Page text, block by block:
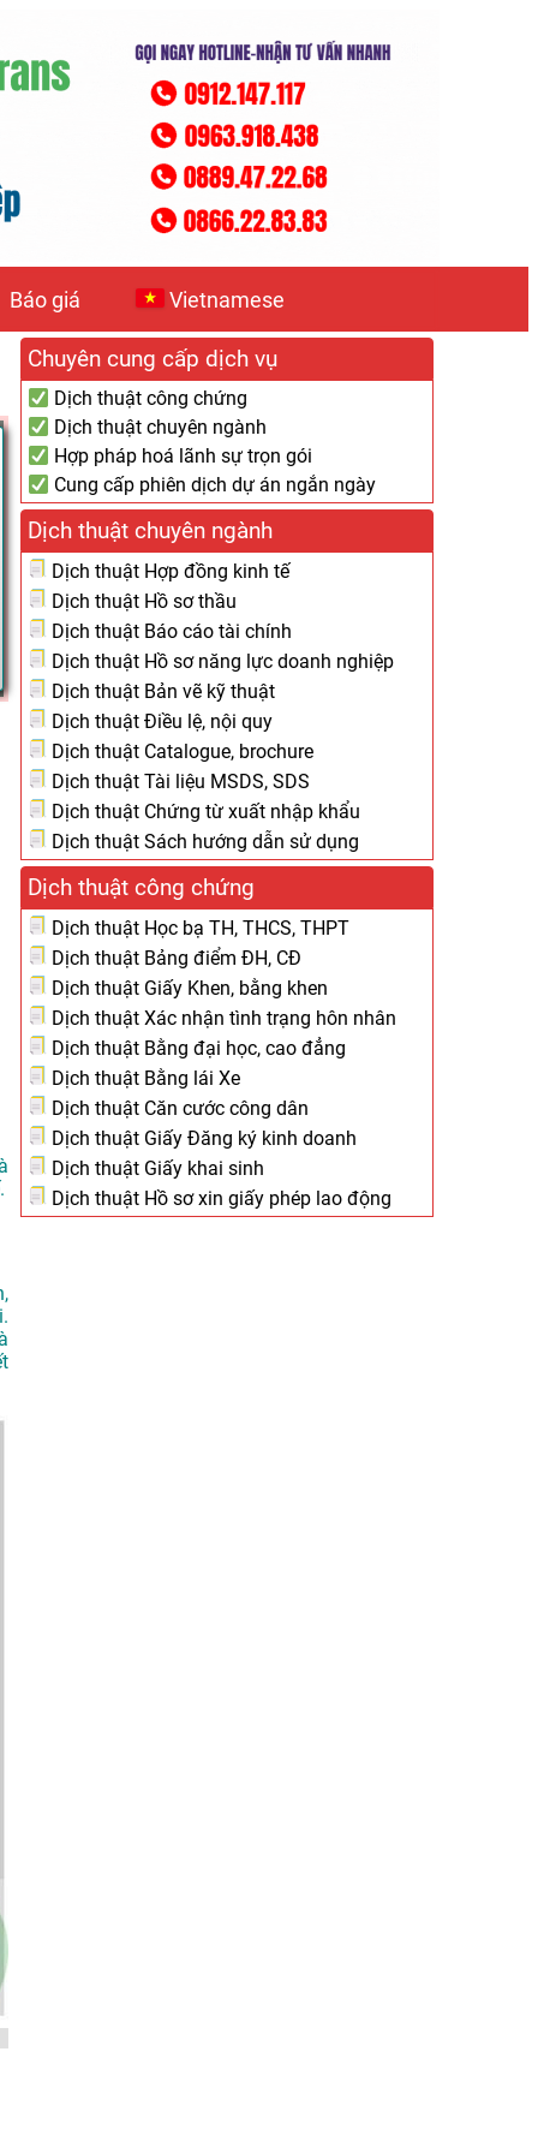
Báo giá Vietnamese
Chuyên cung cấp dịch vụ
Dịch thuật công chứng
Dịch thuật chuyên ngành
Hợp pháp hoá lãnh sự trọn gói
Cung cấp phiên dịch dự án ngắn ngày
Dịch thuật chuyên ngành
Dịch thuật Hợp đồng kinh tế
Dịch thuật Hồ sơ thầu
Dịch thuật Báo cáo tài chính
Dịch thuật Hồ sơ năng lực doanh nghiệp
Dịch thuật Bản vẽ kỹ thuật
Dịch thuật Điều lệ, nội quy
Dịch thuật Catalogue, brochure
Dịch thuật Tài liệu MSDS, SDS
Dịch thuật Chứng từ xuất nhập khẩu
Dịch thuật Sách hướng dẫn sử dụng
Dịch thuật công chứng
Dịch thuật Học bạ TH, THCS, THPT
Dịch thuật Bảng điểm ĐH, CĐ
Dịch thuật Giấy Khen, bằng khen
Dịch thuật Xác nhận tình trạng hôn nhân
Dịch thuật Bằng đại học, cao đẳng
Dịch thuật Bằng lái Xe
Dịch thuật Căn cước công dân
Dịch thuật Giấy Đăng ký kinh doanh
Dịch thuật Giấy khai sinh
Dịch thuật Hồ sơ xin giấy phép lao động